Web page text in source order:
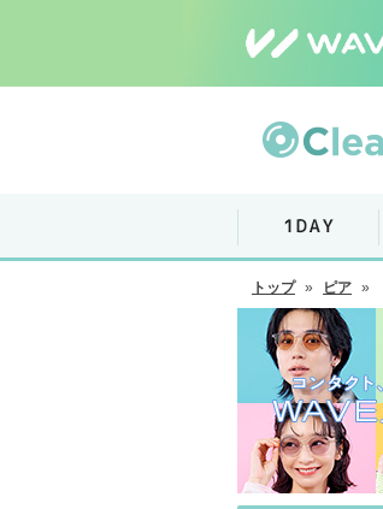
トップ » ピア »